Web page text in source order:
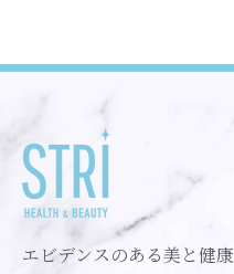
エビデンスのある美と健康